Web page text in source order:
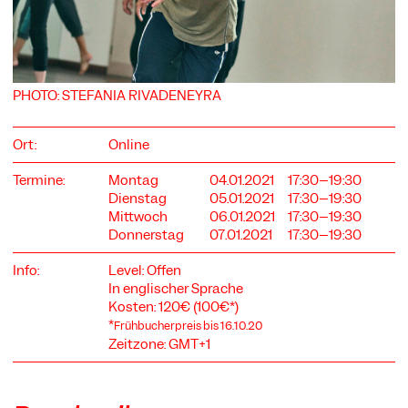
PHOTO: STEFANIA RIVADENEYRA
Ort:
Online
Termine:
Montag 04.01.2021
17:30–19:30
Dienstag
05.01.2021
17:30–19:30
Mittwoch
06.01.2021
17:30–19:30
Donnerstag
07.01.2021
17:30–19:30
Info:
Level: Offen
In englischer Sprache
Kosten: 120€ (100€*)
*Frühbucherpreis bis 16.10.20
Zeitzone: GMT+1
COOKIE-EINSTELLUNGEN
Wir verwenden Cookies und Inhalte externer Anbieter auf
unserer Website. Notwendige Cookies sind essenziell, damit
Sie die Website nutzen können. Andere Cookies helfen uns,
die Website weiterzuentwickeln. Sie können Ihre Einwilligung
jederzeit widerrufen. Bitte besuchen Sie unsere
Datenschutzerklärung für weitere Informationen. Unten
können Sie auswählen, welche Technologien Sie zulassen
Notwendige Cookies
Externe Medien